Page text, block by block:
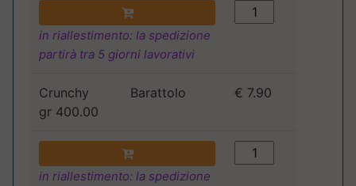
in riallestimento: la spedizione
partirà tra 5 giorni lavorativi
Crunchy
gr 400.00
Barattolo € 7.90
in riallestimento: la spedizione